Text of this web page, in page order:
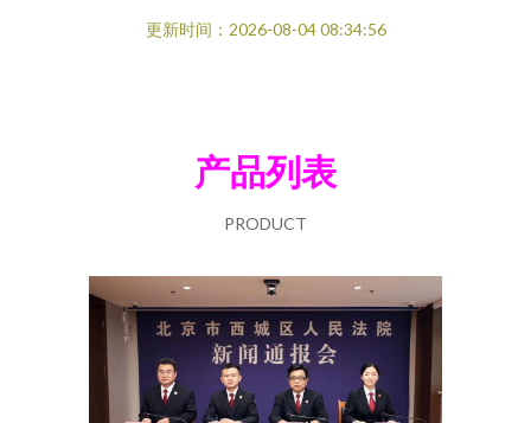
更新时间：2026-08-04 08:34:56
产品列表
PRODUCT